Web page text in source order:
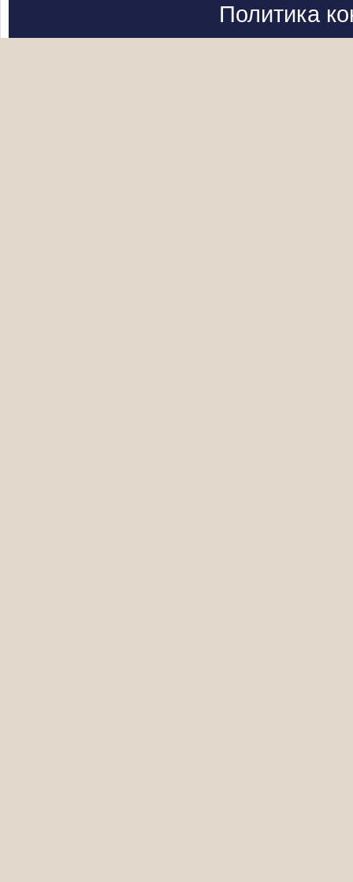
Политика